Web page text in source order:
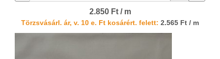
2.850 Ft / m
Törzsvásárl. ár, v. 10 e. Ft kosárért. felett: 2.565 Ft / m